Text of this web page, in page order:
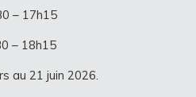
– 17h15
– 18h15
au 21 juin 2026.